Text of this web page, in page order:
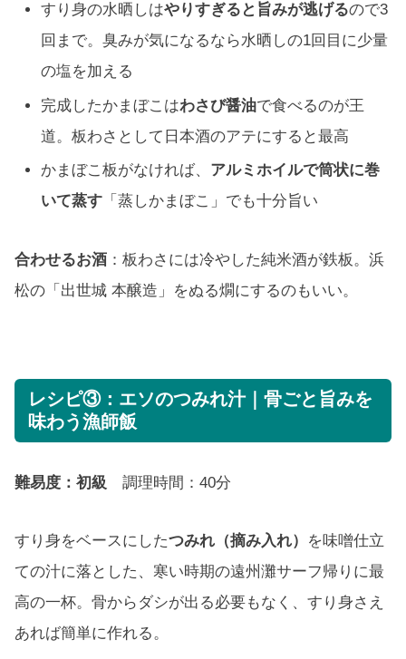
すり身の水晒しはやりすぎると旨みが逃げるので3
回まで。臭みが気になるなら水晒しの1回目に少量
の塩を加える
完成したかまぼこはわさび醤油で食べるのが王
道。板わさとして日本酒のアテにすると最高
かまぼこ板がなければ、 アルミホイルで筒状に巻
いて蒸す 「蒸しかまぼこ」でも十分旨い
合わせるお酒 ：板わさには冷やした純米酒が鉄板。浜
松の「出世城 本醸造」をぬる燗にするのもいい。
レシピ③：エソのつみれ汁｜骨ごと旨みを
味わう漁師飯
難易度：初級 調理時間：40分
すり身をベースにしたつみれ（摘み入れ）
を味噌仕立
ての汁に落とした、寒い時期の遠州灘サーフ帰りに最
高の一杯。骨からダシが出る必要もなく、すり身さえ
あれば簡単に作れる。